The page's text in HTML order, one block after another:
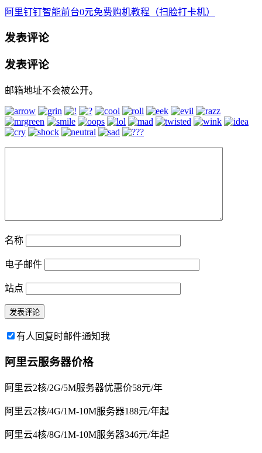
阿里钉钉智能前台0元免费购机教程（扫脸打卡机）
发表评论
发表评论
邮箱地址不会被公开。
名称
电子邮件
站点
有人回复时邮件通知我
阿里云服务器价格
阿里云2核/2G/5M服务器优惠价58元/年
阿里云2核/4G/1M-10M服务器188元/年起
阿里云4核/8G/1M-10M服务器346元/年起